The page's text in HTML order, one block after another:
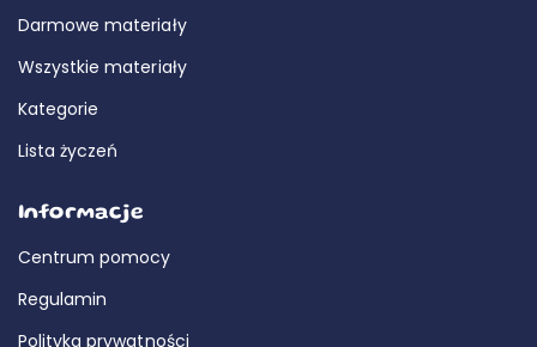
Darmowe materiały
Wszystkie materiały
Kategorie
Lista życzeń
Informacje
Centrum pomocy
Regulamin
Polityka prywatności